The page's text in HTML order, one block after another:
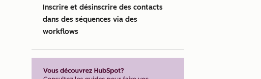
Inscrire et désinscrire des contacts
dans des séquences via des
workflows